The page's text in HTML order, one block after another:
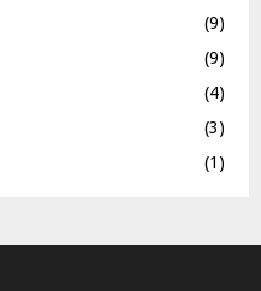
(9)
(9)
(4)
(3)
(1)